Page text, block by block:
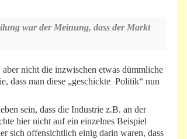
war der Meinung, dass der Markt
nicht die inzwischen etwas dümmliche
dass man diese „geschickte Politik“ nun
sein, dass die Industrie z.B. an der
hier nicht auf ein einzelnes Beispiel
sich offensichtlich einig darin waren, dass